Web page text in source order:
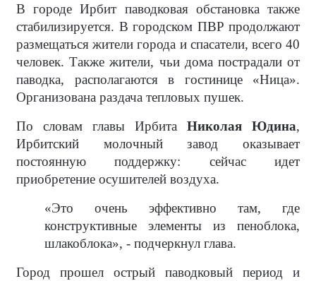
В городе Ирбит паводковая обстановка также
стабилизируется. В городском ПВР продолжают
размещаться жители города и спасатели, всего 40
человек. Также жители, чьи дома пострадали от
паводка, располагаются в гостинице «Ница».
Организована раздача тепловых пушек.
По словам главы Ирбита Николая Юдина,
Ирбитский молочный завод оказывает
постоянную поддержку: сейчас идет
приобретение осушителей воздуха.
«Это очень эффективно там, где
конструктивные элементы из пеноблока,
шлакоблока», - подчеркнул глава.
Город прошел острый паводковый период и